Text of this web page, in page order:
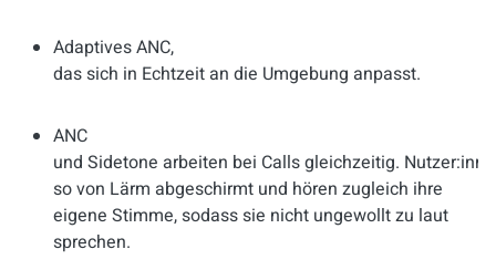
Adaptives ANC,
das sich in Echtzeit an die Umgebung anpasst.
ANC
und Sidetone arbeiten bei Calls gleichzeitig.
so von Lärm abgeschirmt und hören zugleich ihre
eigene Stimme, sodass sie nicht ungewollt zu laut
sprechen.